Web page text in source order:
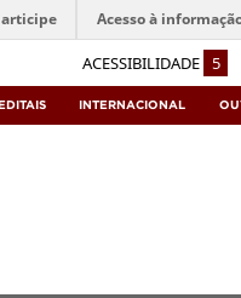
ACESSIBILIDADE 5
Acesso à
INTERNACIONAL